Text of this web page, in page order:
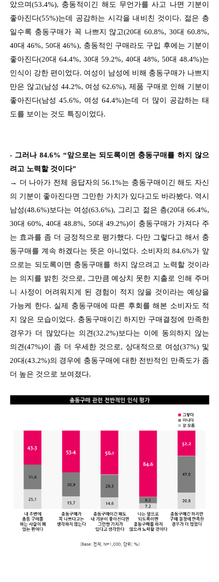
았으며(53.4%), 충동적이긴 해도 무언가를 사고 나면 기분이
좋아진다(55%)는데 공감하는 시각을 내비친 것이다. 젊은 층
일수록 충동구매가 꼭 나쁘지 않고(20대 60.8%, 30대 60.8%,
40대 46%, 50대 46%), 충동적인 구매라도 구입 후에는 기분이
좋아진다(20대 64.4%, 30대 59.2%, 40대 48%, 50대 48.4%)는
인식이 강한 편이었다. 여성이 남성에 비해 충동구매가 나쁘지
만은 않고(남성 44.2%, 여성 62.6%), 제품 구매로 인해 기분이
좋아진다(남성 45.6%, 여성 64.4%)는데 더 많이 공감하는 태
도를 보이는 것도 특징이었다.
- 그러나 84.6% “앞으로는 되도록이면 충동구매를 하지 않으
려고 노력할 것이다”
→ 더 나아가 전체 응답자의 56.1%는 충동구매이긴 해도 자신
의 기분이 좋아진다면 그만한 가치가 있다고도 바라봤다. 역시
남성(48.6%)보다는 여성(63.6%), 그리고 젊은 층(20대 66.4%,
30대 60%, 40대 48.8%, 50대 49.2%)이 충동구매가 가져다 주
는 효과를 좀 더 긍정적으로 평가했다. 다만 그렇다고 해서 충
동구매를 계속 하겠다는 뜻은 아니었다. 소비자의 84.6%가 앞
으로는 되도록이면 충동구매를 하지 않으려고 노력할 것이라
는 의지를 밝힌 것으로, 그만큼 예상치 못한 지출로 인해 주머
니 사정이 어려워지게 된 경험이 적지 않을 것이라는 예상을
가능케 한다. 실제 충동구매에 따른 후회를 해본 소비자도 적
지 않은 모습이었다. 충동구매이긴 하지만 구매결정에 만족한
경우가 더 많았다는 의견(32.2%)보다는 이에 동의하지 않는
의견(47%)이 좀 더 우세한 것으로, 상대적으로 여성(37%) 및
20대(43.2%)의 경우에 충동구매에 대한 전반적인 만족도가 좀
더 높은 것으로 보여졌다.